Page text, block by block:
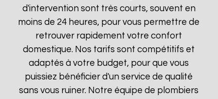
d'intervention sont très courts, souvent en
moins de 24 heures, pour vous permettre de
retrouver rapidement votre confort
domestique. Nos tarifs sont compétitifs et
adaptés à votre budget, pour que vous
puissiez bénéficier d'un service de qualité
sans vous ruiner. Notre équipe de plombiers